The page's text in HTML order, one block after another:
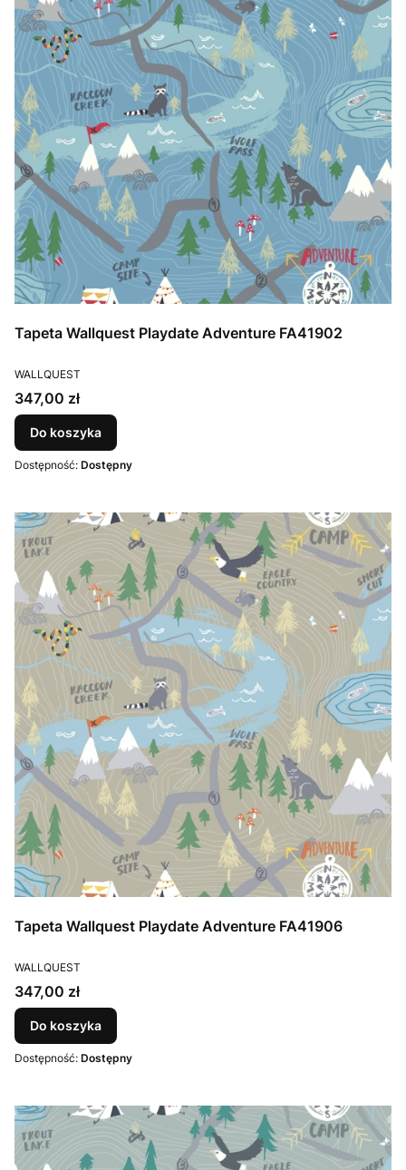
Tapeta Wallquest Playdate Adventure FA41902
PRODUCENT
WALLQUEST
Cena
347,00 zł
Do koszyka
Dostępność: Dostępny
Tapeta Wallquest Playdate Adventure FA41906
PRODUCENT
WALLQUEST
Cena
347,00 zł
Do koszyka
Dostępność: Dostępny